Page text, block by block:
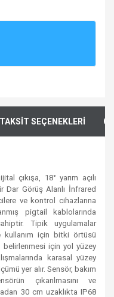
TAKSİT SEÇENEKLERİ
çıkışa, 18° yarım açılı
Dar Görüş Alanlı İnfrared
ve kontrol cihazlarına
pigtail kablolarında
Tipik uygulamalar
kullanım için bitki örtüsü
belirlenmesi için yol yüzey
karasal yüzey
yer alır. Sensör, bakım
çıkarılmasını ve
30 cm uzaklıkta IP68